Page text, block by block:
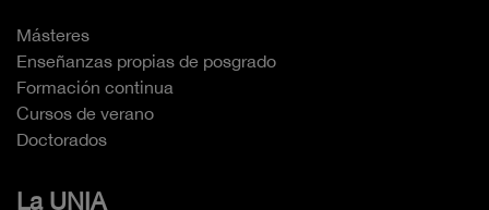
Másteres
Enseñanzas propias de posgrado
Formación continua
Cursos de verano
Doctorados
La UNIA